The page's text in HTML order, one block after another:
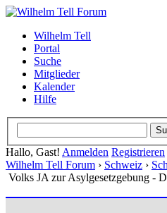
Wilhelm Tell
Portal
Suche
Mitglieder
Kalender
Hilfe
Hallo, Gast! Anmelden Registrieren
Wilhelm Tell Forum › Schweiz ›
Volks JA zur Asylgesetzgebung -